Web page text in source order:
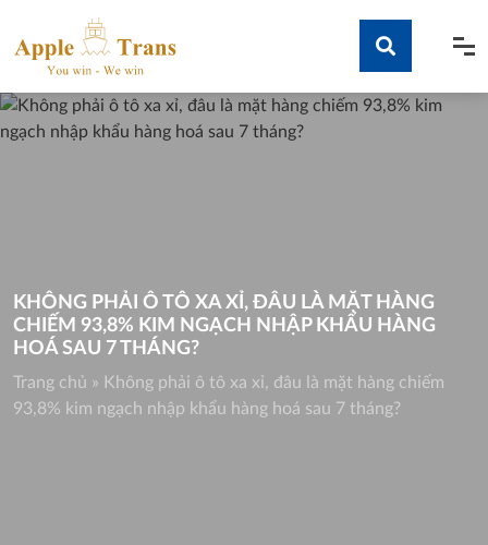
content
Tìm kiếm
KHÔNG PHẢI Ô TÔ XA XỈ, ĐÂU LÀ MẶT HÀNG
CHIẾM 93,8% KIM NGẠCH NHẬP KHẨU HÀNG
HOÁ SAU 7 THÁNG?
Trang chủ » Không phải ô tô xa xỉ, đâu là mặt hàng chiếm
93,8% kim ngạch nhập khẩu hàng hoá sau 7 tháng?